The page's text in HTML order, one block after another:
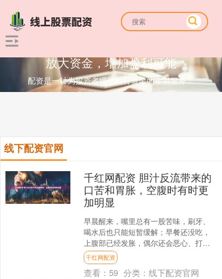
放大资金，增加盈利可能
配资是一种为投资者提供杠杆资金的金融服务！
线下配资官网
千红网配资 胆汁反流带来的
口苦和胃胀，空腹时有时更
加明显
早晨醒来，嘴里总有一股苦味，刷牙、
喝水后也只能短暂缓解；早餐还没吃，
上腹部已经发胀，偶尔还会恶心、打
嗝。很多人把这种感觉归到“上火”或昨晚
吃得太杂，忍一忍也就过....
千红网配资
查看： 59 分类：线下配资官网